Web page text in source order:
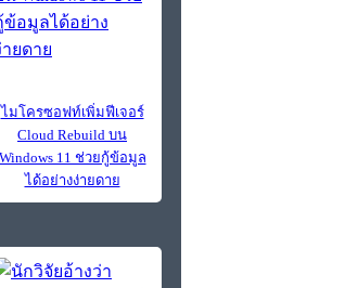
ไมโครซอฟท์เพิ่มฟีเจอร์
Cloud Rebuild บน
Windows 11 ช่วยกู้ข้อมูล
ได้อย่างง่ายดาย